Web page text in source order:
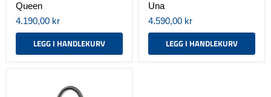
Queen
4.190,00 kr
LEGG I HANDLEKURV
Una
4.590,00 kr
LEGG I HANDLEKURV